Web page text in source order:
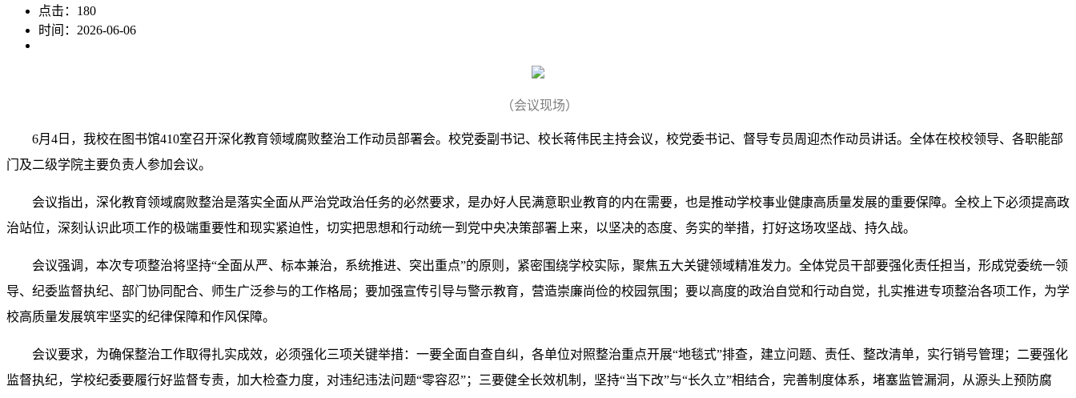
点击： 180
时间：2026-06-06
（会议现场）
6月4日，我校在图书馆410室召开深化教育领域腐败整治工作动员部署会。校党委副书记、校长蒋伟民主持会议，校党委书记、督导专员周迎杰作动员讲话。全体在校校领导、各职能部
门及二级学院主要负责人参加会议。
会议指出，深化教育领域腐败整治是落实全面从严治党政治任务的必然要求，是办好人民满意职业教育的内在需要，也是推动学校事业健康高质量发展的重要保障。全校上下必须提高政
治站位，深刻认识此项工作的极端重要性和现实紧迫性，切实把思想和行动统一到党中央决策部署上来，以坚决的态度、务实的举措，打好这场攻坚战、持久战。
会议强调，本次专项整治将坚持“全面从严、标本兼治，系统推进、突出重点”的原则，紧密围绕学校实际，聚焦五大关键领域精准发力。全体党员干部要强化责任担当，形成党委统一领
导、纪委监督执纪、部门协同配合、师生广泛参与的工作格局；要加强宣传引导与警示教育，营造崇廉尚俭的校园氛围；要以高度的政治自觉和行动自觉，扎实推进专项整治各项工作，为学
校高质量发展筑牢坚实的纪律保障和作风保障。
会议要求，为确保整治工作取得扎实成效，必须强化三项关键举措：一要全面自查自纠，各单位对照整治重点开展“地毯式”排查，建立问题、责任、整改清单，实行销号管理；二要强化
监督执纪，学校纪委要履行好监督专责，加大检查力度，对违纪违法问题“零容忍”；三要健全长效机制，坚持“当下改”与“长久立”相结合，完善制度体系，堵塞监管漏洞，从源头上预防腐